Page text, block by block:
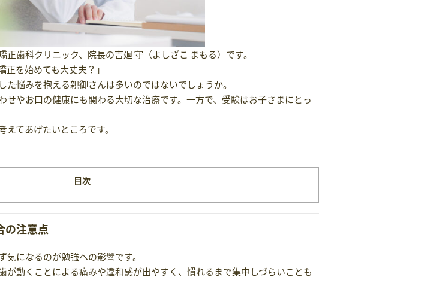
歯科クリニック、院長の吉廻 守（よしざこ まもる）です。
正を始めても大丈夫？」
悩みを抱える親御さんは多いのではないでしょうか。
せやお口の健康にも関わる大切な治療です。一方で、受験はお子さまにとっ
てあげたいところです。
目次
の注意点
になるのが勉強への影響です。
が動くことによる痛みや違和感が出やすく、慣れるまで集中しづらいことも